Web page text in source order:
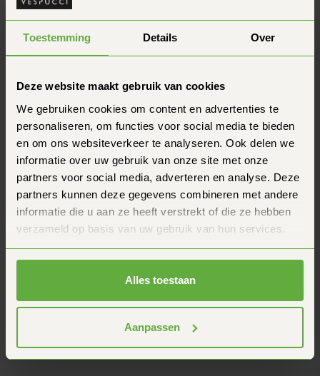
Toestemming Details Over
Deze website maakt gebruik van cookies
We gebruiken cookies om content en advertenties te
personaliseren, om functies voor social media te bieden
en om ons websiteverkeer te analyseren. Ook delen we
informatie over uw gebruik van onze site met onze
partners voor social media, adverteren en analyse. Deze
partners kunnen deze gegevens combineren met andere
informatie die u aan ze heeft verstrekt of die ze hebben
verzameld op basis van uw gebruik van hun services.
Alles toestaan
Aanpassen
Informations sur le produit
Questions fréquentes
Tu as une autre question ? N'hésite pas à nous
Comment de marche, de garantie du prix de ?
Combien de temps faut-il pour recevoir ma
commande ?
Portée maximale
Autonomie de la batterie 10 heures